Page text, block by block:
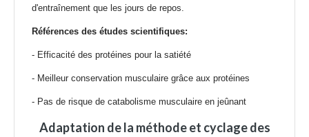
d'entraînement que les jours de repos.
Références des études scientifiques:
- Efficacité des protéines pour la satiété
- Meilleur conservation musculaire grâce aux protéines
- Pas de risque de catabolisme musculaire en jeûnant
Adaptation de la méthode et cyclage des